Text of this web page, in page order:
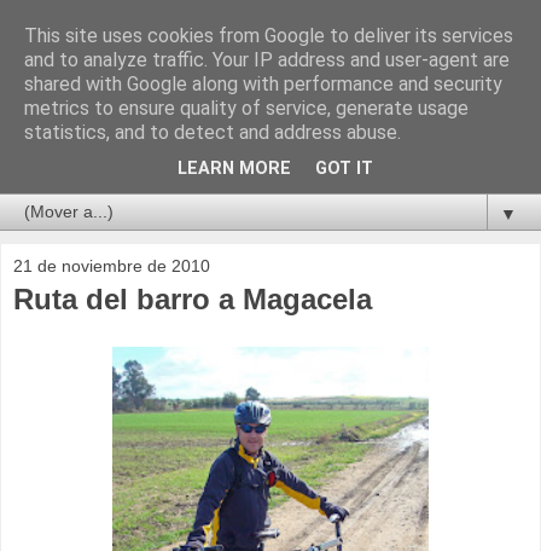
▼
21 de noviembre de 2010
Ruta del barro a Magacela
This site uses cookies from Google to deliver its services
and to analyze traffic. Your IP address and user-agent are
shared with Google along with performance and security
metrics to ensure quality of service, generate usage
statistics, and to detect and address abuse.
LEARN MORE GOT IT